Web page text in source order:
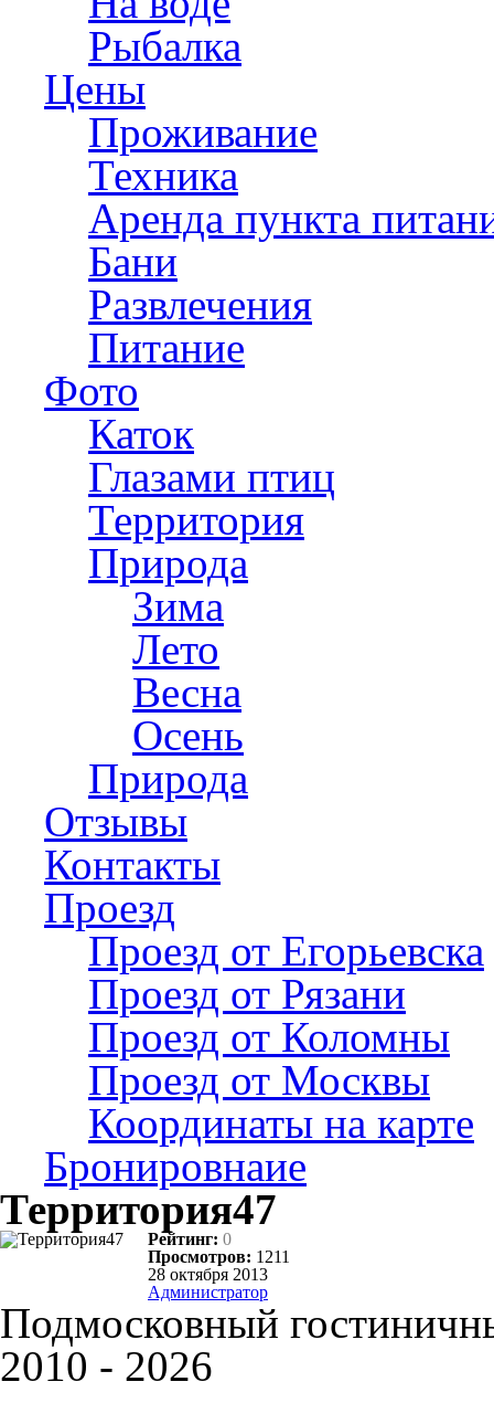
Рыбалка
Цены
Проживание
Техника
Аренда пункта
Бани
Развлечения
Питание
Фото
Каток
Глазами птиц
Территория
Природа
Зима
Лето
Весна
Осень
Природа
Отзывы
Контакты
Проезд
Проезд от Егорьевска
Проезд от Рязани
Проезд от Коломны
Проезд от Москвы
Координаты на карте
Бронировнаие
Территория47
Рейтинг: 0
Просмотров: 1211
28 октября 2013
Администратор
Подмосковный
2010 - 2026